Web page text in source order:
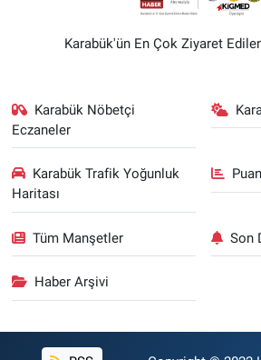
Karabük'ün En Çok Ziyaret
Karabük Nöbetçi
Eczaneler
Karabük Trafik Yoğunluk
Haritası
Tüm Manşetler Son
Haber Arşivi